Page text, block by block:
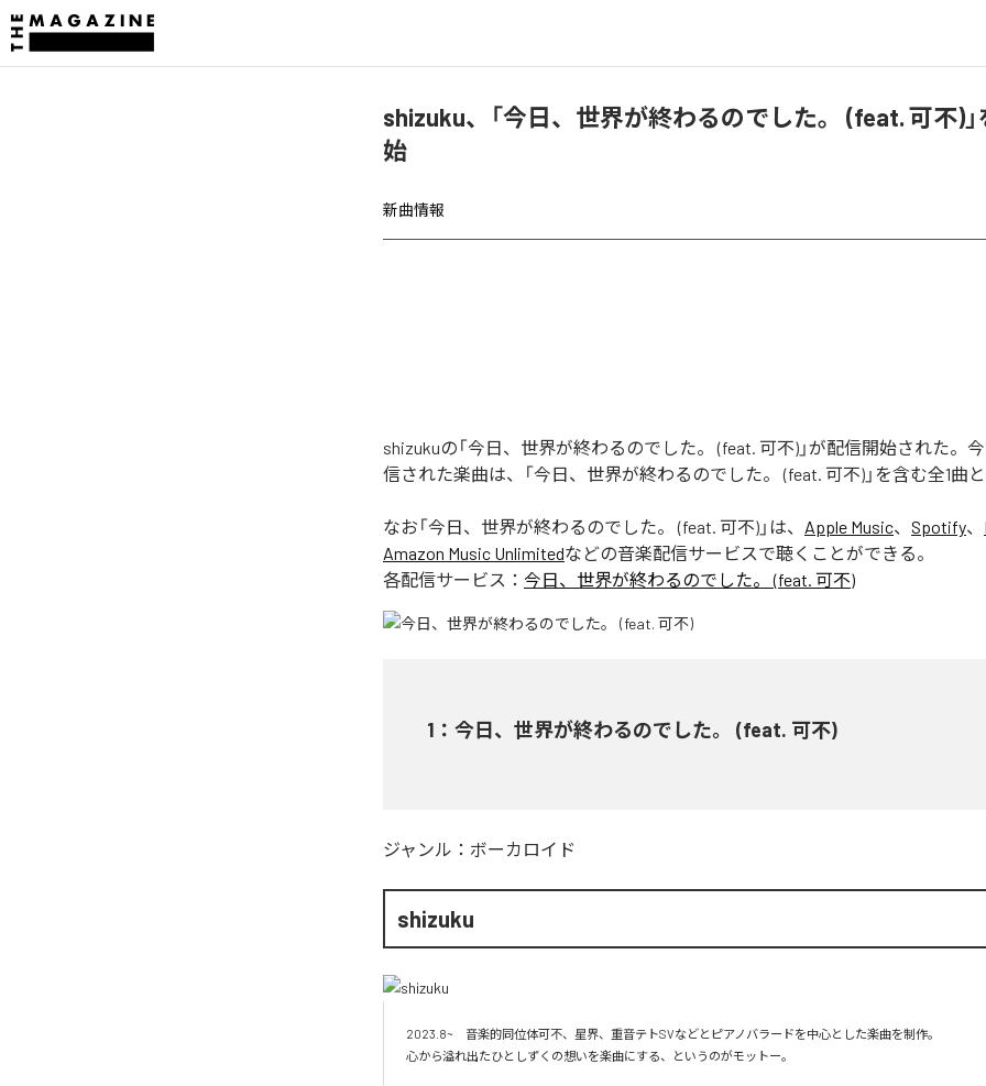
shizuku、「今日、世界が終わるのでした。 (feat. 可不)
始
新曲情報
shizukuの「今日、世界が終わるのでした。 (feat. 可不)」が配信開始された。
信された楽曲は、「今日、世界が終わるのでした。 (feat. 可不)」を含む全1曲と
なお「今日、世界が終わるのでした。 (feat. 可不) 」は、 Apple Music、 Spotify、
Amazon Music Unlimitedなどの音楽配信サービスで聴くことができる。
各配信サービス： 今日、世界が終わるのでした。 (feat. 可不)
1 ： 今日、世界が終わるのでした。 (feat. 可不)
ジャンル： ボーカロイド
shizuku
2023.8~　音楽的同位体可不、星界、重音テトSVなどとピアノバラードを中心とした楽曲を制作。